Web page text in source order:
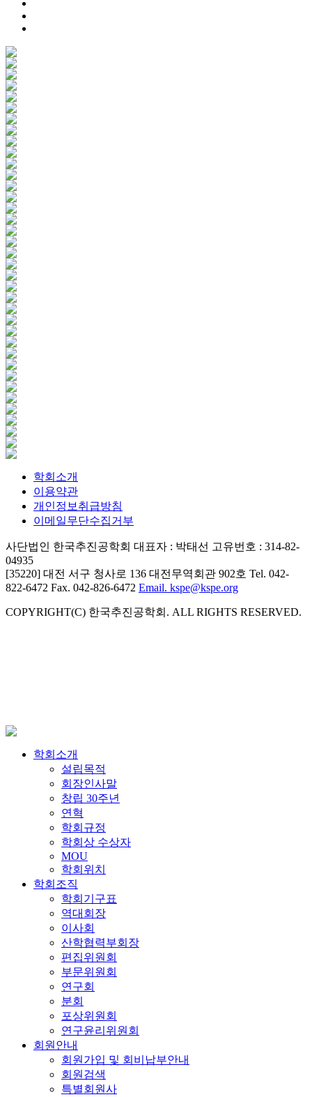
학회소개
이용약관
개인정보취급방침
이메일무단수집거부
사단법인 한국추진공학회 대표자 : 박태선 고유번호 : 314-82-
04935
[35220] 대전 서구 청사로 136 대전무역회관 902호 Tel. 042-
822-6472 Fax. 042-826-6472 Email. kspe@kspe.org
COPYRIGHT(C) 한국추진공학회. ALL RIGHTS RESERVED.
학회소개
설립목적
회장인사말
창립 30주년
연혁
학회규정
학회상 수상자
MOU
학회위치
학회조직
학회기구표
역대회장
이사회
산학협력부회장
편집위원회
부문위원회
연구회
분회
포상위원회
연구윤리위원회
회원안내
회원가입 및 회비납부안내
회원검색
특별회원사